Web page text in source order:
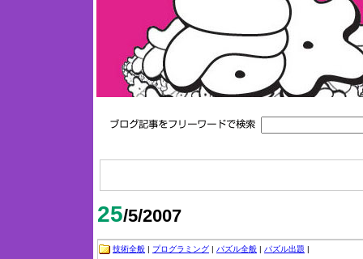
25/5/2007
技術全般 | プログラミング | パズル全般 | パズル出題 |